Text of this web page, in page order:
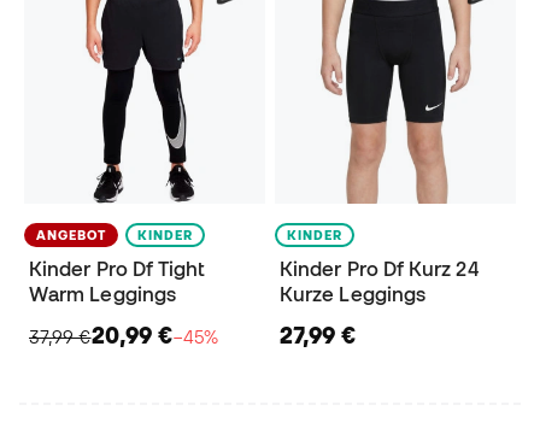
ANGEBOT KINDER
Kinder Pro Df Tight
Warm Leggings
37,99 €20,99 €−45%
KINDER
Kinder Pro Df Kurz 24
Kurze Leggings
27,99 €